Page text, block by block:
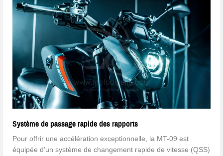
Système de passage rapide des rapports
Pour offrir une accélération exceptionnelle, la MT-09 est
équipée d’un système de changement rapide de vitesse (QSS)